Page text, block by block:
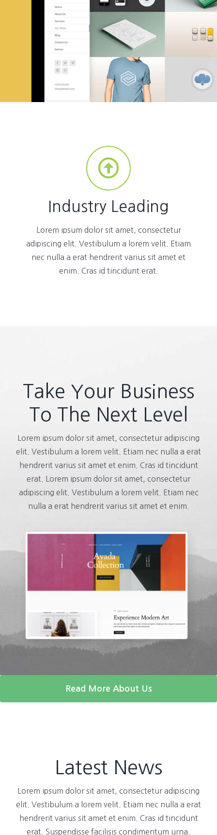
Industry Leading
Lorem ipsum dolor sit amet, consectetur
adipiscing elit. Vestibulum a lorem velit. Etiam
nec nulla a erat hendrerit varius sit amet et
enim. Cras id tincidunt erat.
Take Your Business
To The Next Level
Lorem ipsum dolor sit amet, consectetur adipiscing
elit. Vestibulum a lorem velit. Etiam nec nulla a erat
hendrerit varius sit amet et enim. Cras id tincidunt
erat. Lorem ipsum dolor sit amet, consectetur
adipiscing elit. Vestibulum a lorem velit. Etiam nec
nulla a erat hendrerit varius sit amet et enim.
Read More About Us
Latest News
Lorem ipsum dolor sit amet, consectetur adipiscing
elit. Vestibulum a lorem velit. Etiam nec nulla a erat
hendrerit varius sit amet et enim. Cras id tincidunt
erat. Suspendisse facilisis condimentum urna.